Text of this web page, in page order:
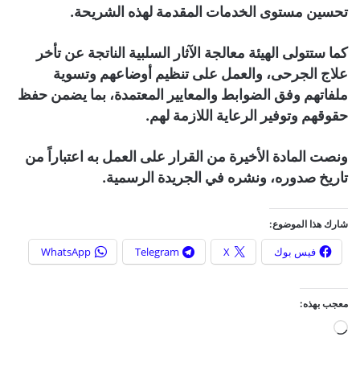
تحسين مستوى الخدمات المقدمة لهذه الشريحة.
كما ستتولى الهيئة معالجة الآثار السلبية الناتجة عن تأخر
علاج الجرحى، والعمل على تنظيم أوضاعهم وتسوية
ملفاتهم وفق الضوابط والمعايير المعتمدة، بما يضمن حفظ
حقوقهم وتوفير الرعاية اللازمة لهم.
ونصت المادة الأخيرة من القرار على العمل به اعتباراً من
تاريخ صدوره، ونشره في الجريدة الرسمية.
شارك هذا الموضوع:
فيس بوك X
Telegram
WhatsApp
معجب بهذه: